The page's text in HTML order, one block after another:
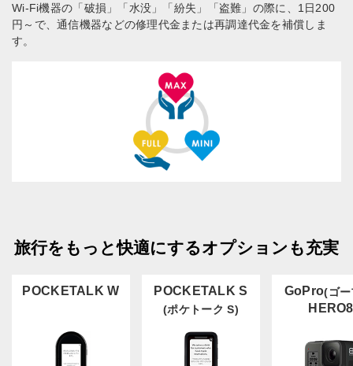
Wi-Fi機器の「破損」「水没」「紛失」「盗難」の際に、1日200
円～で、通信機器などの修理代金または再調達代金を補償しま
す。
旅行をもっと快適にするオプションも充実
POCKETALK W POCKETALK S
(ポケトーク S)
GoPro(ゴ
HERO8